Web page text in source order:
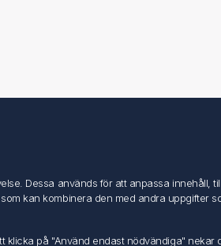
Mina ordrar
Dessa används för att anpassa innehåll,
kan kombinera den med andra uppgifter
på "Använd endast nödvändiga"